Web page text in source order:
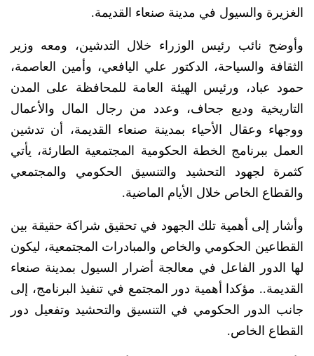
الغزيرة والسيول في مدينة صنعاء القديمة.
وأوضح نائب رئيس الوزراء خلال التدشين، ومعه وزير
الثقافة والسياحة، الدكتور علي اليافعي، وأمين العاصمة،
حمود عباد، ورئيس الهيئة العامة للمحافظة على المدن
التاريخية وديع جحاف، وعدد من رجال المال والأعمال
ووجهاء وعقال الأحياء بمدينة صنعاء القديمة، أن تدشين
العمل ببرنامج الخطة الحكومية المجتمعية الطارئة، يأتي
كثمرة لجهود التحشيد والتنسيق الحكومي والمجتمعي
والقطاع الخاص خلال الأيام الماضية.
وأشار إلى أهمية تلك الجهود في تحقيق شراكة حقيقة بين
القطاعين الحكومي والخاص والمبادرات المجتمعية، ليكون
لها الدور الفاعل في معالجة أضرار السيول بمدينة صنعاء
القديمة.. مؤكدا أهمية دور المجتمع في تنفيذ البرنامج، إلى
جانب الدور الحكومي في التنسيق والتحشيد وتفعيل دور
القطاع الخاص.